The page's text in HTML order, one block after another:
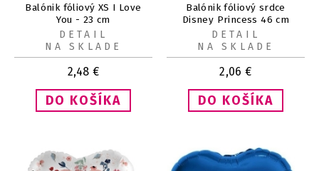
Balónik fóliový XS I Love
You - 23 cm
2,48 €
DETAIL
NA SKLADE
Balónik fóliový srdce
Disney Princess 46 cm
2,06 €
DETAIL
NA SKLADE